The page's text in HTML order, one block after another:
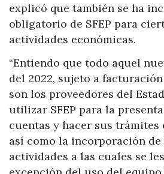
explicó que también se ha
obligatorio de SFEP para
actividades económicas.
“Entiendo que todo aquel
del 2022, sujeto a
son los proveedores del
utilizar SFEP para la
cuentas y hacer sus trámites
así como la incorporación
actividades a las cuales se